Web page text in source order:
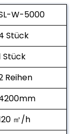
W-5000
Stück
Stück
Reihen
㎡/h